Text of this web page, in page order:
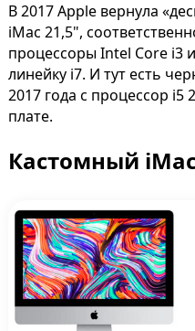
В 2017 Apple вернула
iMac 21,5",
процессоры Intel Core i3
линейку i7. И тут есть
2017 года с процессор i5
плате.
Кастомный